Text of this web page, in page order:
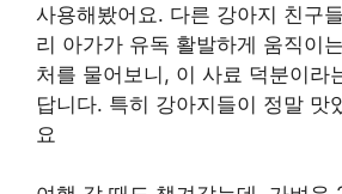
사용해봤어요. 다른 강아지 친구
리 아가가 유독 활발하게 움직이
처를 물어보니, 이 사료 덕분이라
답니다. 특히 강아지들이 정말 맛
요